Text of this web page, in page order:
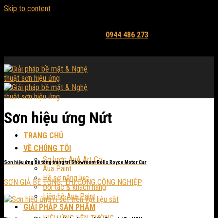
Skip to content
0944 486 273
TRANG CHỦ
VỀ CHÚNG TÔI
Sơ lược AuA Art Co.
Aua Paint
Hồ sơ năng lực
Đối tác & khách hàng
Liên hệ Aua Paint
GIẢI PHÁP SẢN PHẨM
Sơn hiệu ứng Nứt
Sơn hiệu ứng bê tông trang trí Showroom Rolls Royce Motor Car
SƠN GIẢ BÊ TÔNG, THI CÔNG CÔNG NGHIỆP